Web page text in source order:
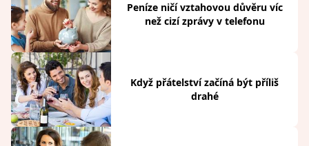
Peníze ničí vztahovou důvěru víc
než cizí zprávy v telefonu
Když přátelství začíná být příliš
drahé